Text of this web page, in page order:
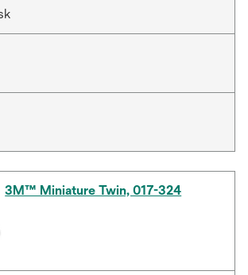
3M™ Miniature Twin, 017-324